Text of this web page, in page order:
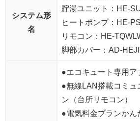
システム形
名
貯湯ユニット：HE-
ヒートポンプ：HE-
リモコン：HE-
脚部カバー：AD-
●エコキュート専用ア
●無線LAN搭載コミュ
ン（台所リモコン）
●電気料金プランかん